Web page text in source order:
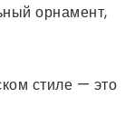
орнамент,
стиле — это